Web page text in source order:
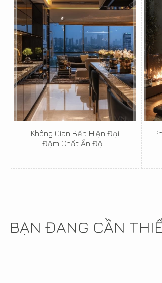
Không Gian Bếp Hiện Đại
Đậm Chất Ấn Độ...
BẠN ĐANG CẦN